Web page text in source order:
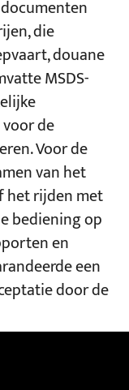
die
douane
MSDS-
de
Voor de
van het
het rijden met
bediening op
en
een
door de